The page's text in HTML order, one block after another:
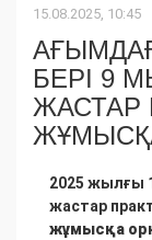
15.08.2025, 10:45
БЕРІ 9
ЖАСТАР
2025 жылғы
жастар
жұмысқа